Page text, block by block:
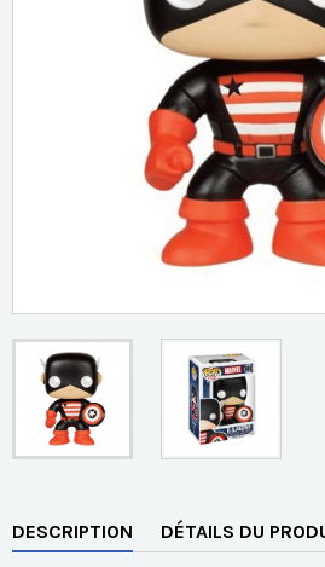
DESCRIPTION DÉTAILS DU